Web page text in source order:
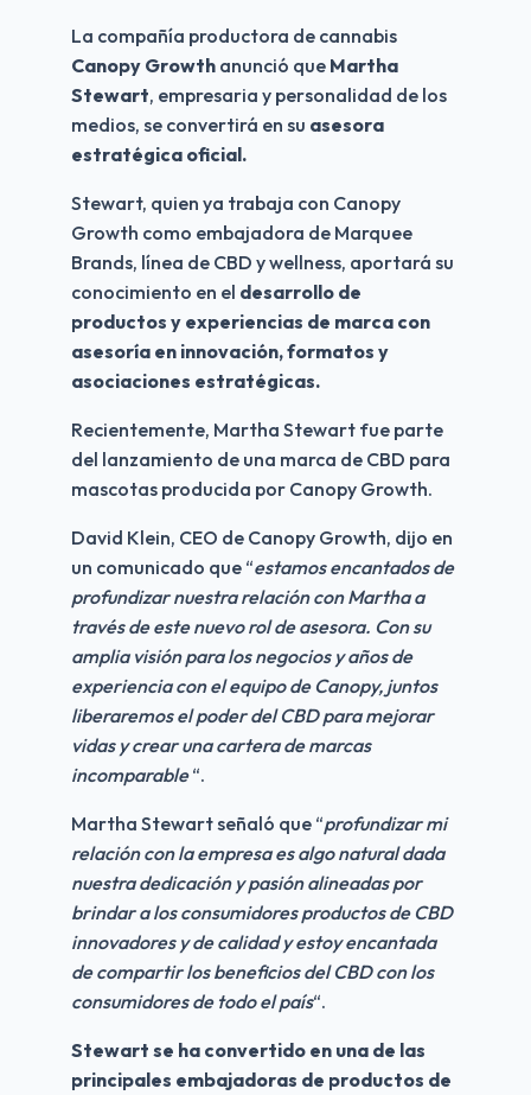
Canopy Growth anunció que Martha
Stewart, empresaria y personalidad de los
medios, se convertirá en su asesora
estratégica oficial.
Stewart, quien ya trabaja con Canopy
Growth como embajadora de Marquee
Brands, línea de CBD y wellness, aportará su
conocimiento en el desarrollo de
productos y experiencias de marca con
asesoría en innovación, formatos y
asociaciones estratégicas.
Recientemente, Martha Stewart fue parte
del lanzamiento de una marca de CBD para
mascotas producida por Canopy Growth.
David Klein, CEO de Canopy Growth, dijo en
un comunicado que “estamos encantados de
profundizar nuestra relación con Martha a
través de este nuevo rol de asesora. Con su
amplia visión para los negocios y años de
experiencia con el equipo de Canopy, juntos
liberaremos el poder del CBD para mejorar
vidas y crear una cartera de marcas
incomparable “.
Martha Stewart señaló que “profundizar mi
relación con la empresa es algo natural dada
nuestra dedicación y pasión alineadas por
brindar a los consumidores productos de CBD
innovadores y de calidad y estoy encantada
de compartir los beneficios del CBD con los
consumidores de todo el país“.
Stewart se ha convertido en una de las
principales embajadoras de productos de